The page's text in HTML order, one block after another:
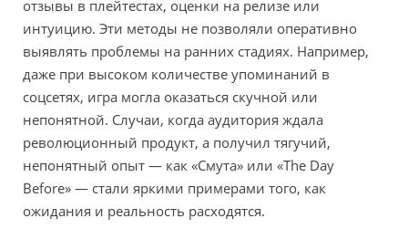
отзывы в плейтестах, оценки на релизе или
интуицию. Эти методы не позволяли оперативно
выявлять проблемы на ранних стадиях. Например,
даже при высоком количестве упоминаний в
соцсетях, игра могла оказаться скучной или
непонятной. Случаи, когда аудитория ждала
революционный продукт, а получил тягучий,
непонятный опыт — как «Смута» или «The Day
Before» — стали яркими примерами того, как
ожидания и реальность расходятся.